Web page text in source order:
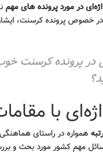
در مورد پرونده های مهم
در خصوص پرونده کرسنت،
در پرونده کرسنت
با
همواره در راستای
مهم کشور مورد بحث و